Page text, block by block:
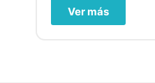
Ver más